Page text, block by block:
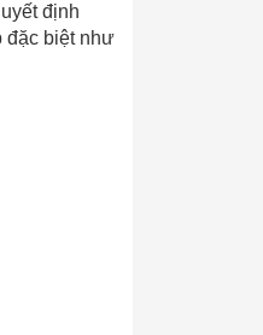
định
đặc biệt như